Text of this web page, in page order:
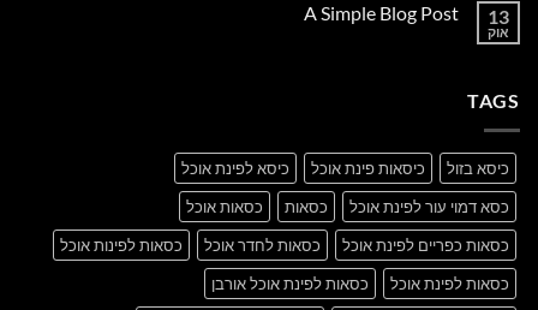
Just
13
אוק
A Simple Blog Post
TAGS
כיסא בזול כיסאות פינת אוכל
כיסא לפינת אוכל
כסא דמוי עור לפינת אוכל
כסאות
כסאות אוכל
כסאות כפריים לפינת אוכל
כסאות לחדר אוכל
כסאות לפינות אוכל
כסאות לפינת אוכל
כסאות לפינת אוכל אורבן